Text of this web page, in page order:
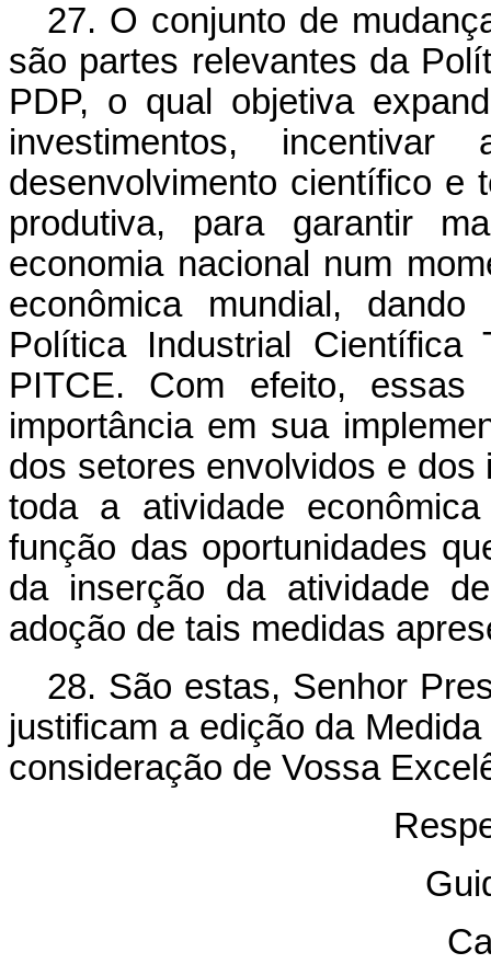
27. O conjunto de
são partes relevantes da
PDP, o qual objetiva
investimentos,
desenvolvimento científico e
produtiva, para garantir
economia nacional num
econômica mundial,
Política Industrial Científica
PITCE. Com efeito, essas
importância em sua
dos setores envolvidos e
toda a atividade
função das oportunidades
da inserção da atividade
adoção de tais medidas
28. São estas, Senhor
justificam a edição da
consideração de Vossa